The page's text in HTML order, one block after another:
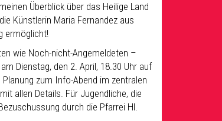
Überblick über das Heilige Land
Künstlerin Maria Fernandez aus
ermöglicht!
wie Noch-nicht-Angemeldeten –
Dienstag, den 2. April, 18.30 Uhr auf
zum Info-Abend im zentralen
allen Details. Für Jugendliche, die
durch die Pfarrei Hl.